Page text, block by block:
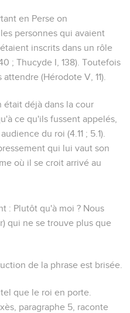
en Perse on
personnes qui avaient
inscrits dans un rôle
; Thucyde I, 138). Toutefois
(Hérodote V, 11).
était déjà dans la cour
ce qu'ils fussent appelés,
du roi (4.11 ; 5.1).
qui lui vaut son
où il se croit arrivé au
: Plutôt qu'à moi ? Nous
) qui ne se trouve plus que
de la phrase est brisée.
tel que le roi en porte.
paragraphe 5, raconte